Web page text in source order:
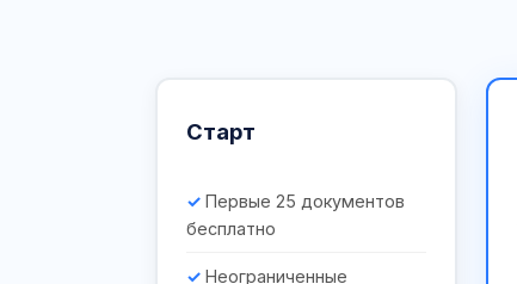
Старт
Первые 25 документов
бесплатно
Неограниченные